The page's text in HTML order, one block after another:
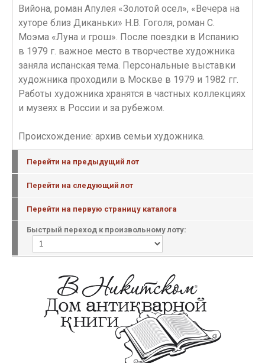
Вийона, роман Апулея «Золотой осел», «Вечера на
хуторе близ Диканьки» Н.В. Гоголя, роман С.
Моэма «Луна и грош». После поездки в Испанию
в 1979 г. важное место в творчестве художника
заняла испанская тема. Персональные выставки
художника проходили в Москве в 1979 и 1982 гг.
Работы художника хранятся в частных коллекциях
и музеях в России и за рубежом.
Происхождение: архив семьи художника.
Перейти на предыдущий лот
Перейти на следующий лот
Перейти на первую страницу каталога
Быстрый переход к произвольному лоту: